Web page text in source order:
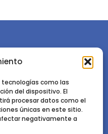
tecnologías como las
del dispositivo. El
procesar datos como el
únicas en este sitio.
negativamente a
Forestales
INIA-CSIC
Madrid